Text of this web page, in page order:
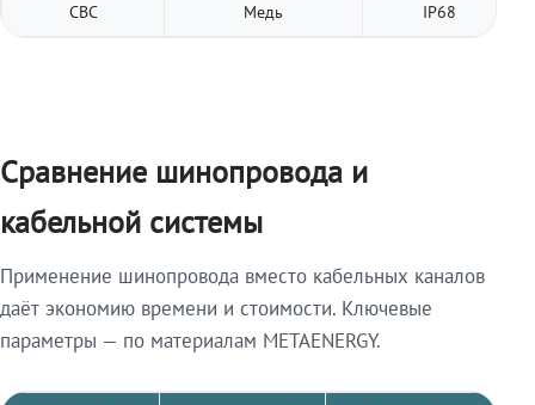
СВС Медь IP68
Сравнение шинопровода и
кабельной системы
Применение шинопровода вместо кабельных каналов
даёт экономию времени и стоимости. Ключевые
параметры — по материалам METAENERGY.